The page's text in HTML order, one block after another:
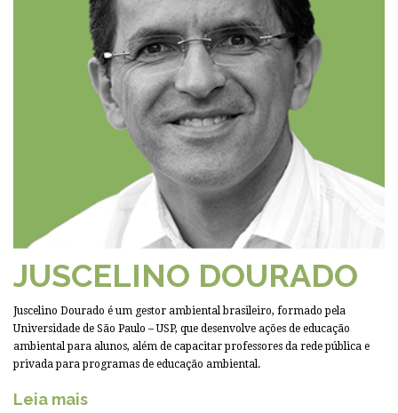
JUSCELINO DOURADO
Juscelino Dourado é um gestor ambiental brasileiro, formado pela
Universidade de São Paulo – USP, que desenvolve ações de educação
ambiental para alunos, além de capacitar professores da rede pública e
privada para programas de educação ambiental.
Leia mais